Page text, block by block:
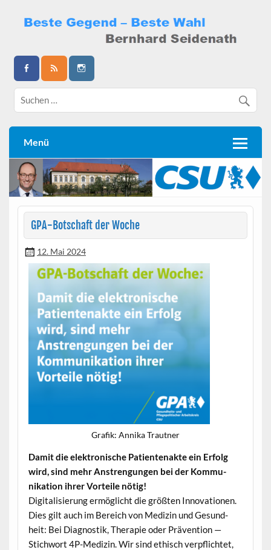
content
Bernhard Seidenath
Menü
GPA-Botschaft der Woche
12. Mai 2024
Grafik: Anni­ka Trautner
Damit die elek­tro­n­is­che Patien­te­nak­te ein Erfolg
wird, sind mehr Anstren­gun­gen bei der Kom­mu­
nika­tion ihrer Vorteile nötig!
Dig­i­tal­isierung ermöglicht die größten Inno­va­tio­nen.
Dies gilt auch im Bere­ich von Medi­zin und Gesund­
heit: Bei Diag­nos­tik, Ther­a­pie oder Präven­tion —
Stich­wort 4P-Medi­zin. Wir sind ethisch verpflichtet,